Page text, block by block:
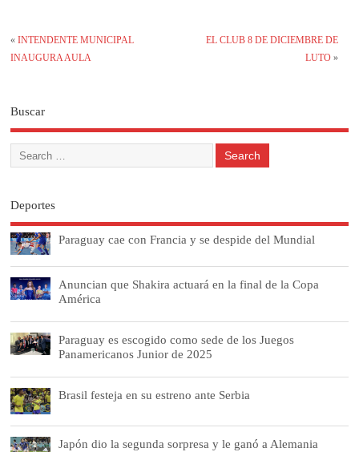
«INTENDENTE MUNICIPAL
INAUGURA AULA
EL CLUB 8 DE DICIEMBRE DE
LUTO»
Buscar
Deportes
Paraguay cae con Francia y se despide del Mundial
Anuncian que Shakira actuará en la final de la Copa
América
Paraguay es escogido como sede de los Juegos
Panamericanos Junior de 2025
Brasil festeja en su estreno ante Serbia
Japón dio la segunda sorpresa y le ganó a Alemania